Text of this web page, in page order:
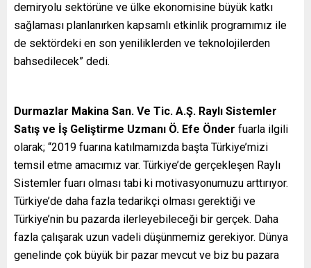
demiryolu sektörüne ve ülke ekonomisine büyük katkı
sağlaması planlanırken kapsamlı etkinlik programımız ile
de sektördeki en son yeniliklerden ve teknolojilerden
bahsedilecek” dedi.
Durmazlar Makina San. Ve Tic. A.Ş. Raylı Sistemler
Satış ve İş Geliştirme Uzmanı Ö. Efe Önder fuarla ilgili
olarak; “2019 fuarına katılmamızda başta Türkiye’mizi
temsil etme amacımız var. Türkiye’de gerçekleşen Raylı
Sistemler fuarı olması tabi ki motivasyonumuzu arttırıyor.
Türkiye’de daha fazla tedarikçi olması gerektiği ve
Türkiye’nin bu pazarda ilerleyebileceği bir gerçek. Daha
fazla çalışarak uzun vadeli düşünmemiz gerekiyor. Dünya
genelinde çok büyük bir pazar mevcut ve biz bu pazara